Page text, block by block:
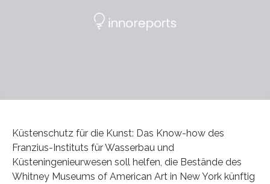
Küstenschutz für die Kunst: Das Know-how des
Franzius-Instituts für Wasserbau und
Küsteningenieurwesen soll helfen, die Bestände des
Whitney Museums of American Art in New York künftig